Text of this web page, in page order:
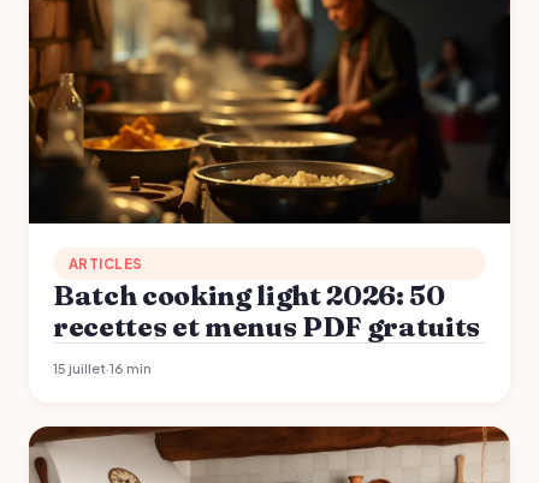
ARTICLES
Batch cooking light 2026: 50
recettes et menus PDF gratuits
15 juillet·16 min